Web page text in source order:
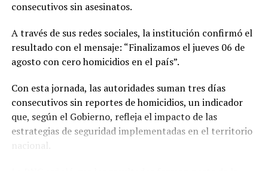
que el Gobierno mantendrá las acciones para localizar y
capturar a integrantes de estructuras criminales que
aún permanezcan activos.
“Todos aquellos que pretendan continuar con esa
cultura de muerte que las pandillas impusieron en el
pasado, sepan que ahora tenemos un Estado que será
implacable en hacer cumplir la ley”, afirmó Villatoro.
consecutivos sin asesinatos.
A través de sus redes sociales, la institución confirmó el
resultado con el mensaje: “Finalizamos el jueves 06 de
agosto con cero homicidios en el país”.
Con esta jornada, las autoridades suman tres días
consecutivos sin reportes de homicidios, un indicador
que, según el Gobierno, refleja el impacto de las
estrategias de seguridad implementadas en el territorio
nacional.